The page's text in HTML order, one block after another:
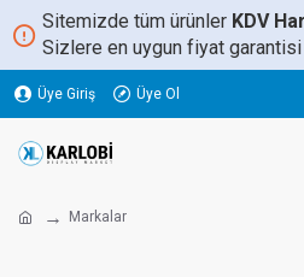
Sitemizde tüm ürünler KDV
Sizlere en uygun fiyat
Üye Giriş Üye Ol
Markalar